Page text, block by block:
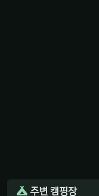
주변 캠핑장